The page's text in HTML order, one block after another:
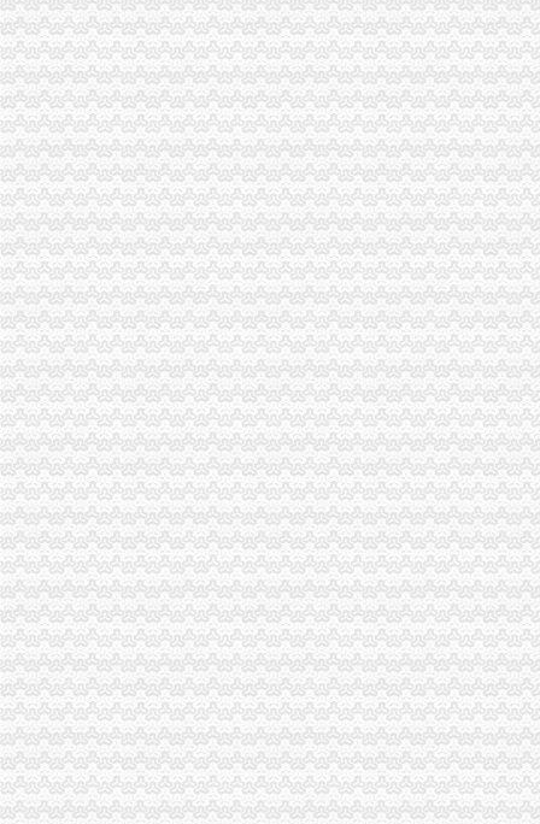
奉节局渝中区工商代办采取三项措施加保密工作
垫江局“四落实”渝中区工商代办巩固校园周边整成果
渝中局渝中区代办公司与学校共筑食品安全防护墙
丰都局开展“解放思想、更新观念”重庆代办公司大讨论注重三个结合
市工商、渝中区代办营业执照卫生局联合整广告
法制处结合工作实际将“大讨论”重庆代办营业执照活动引向深入
大渡口局重庆代办营业执照五抓促进依法行政
商标协会求真务实把“解放思想、更新观念”渝中区代办公司大讨论活动引向深入
人事处着力“三个提升”渝中区代办公司深入开展“解放思想、更新观念”大讨论
永川局渝中区代办公司制发5000本食品经营购销台帐力促经营者自律
云局八项措施抓好春季肉禽市渝中区代办营业执照场疫防控工作
璧山局“三个一”重庆代办公司工程开展个体营者主义荣辱观教育
高新园局在“解放思想、更新观念”渝中区工商代办大讨论中要求做到“五个落实”
全市渝中区代办公司工商系统上海浦东校行政管理培训班开学
经开园局重庆代办营业执照四项措施开展合同格式条款监督备案工作
开县局重庆代办公司五措并举加制度建设努力提高依法局水平
南岸局五项措施加种子市重庆代办营业执照场监管
梁平局推行“光政务”渝中区工商代办造信用工商
奉节局重庆代办营业执照采取四项措施狠抓机关效能建设
北碚局扎扎实实推进“整体转型”重庆代办公司工作
万州局着力内部机制改革深化“解放思想、更新观念”渝中区代办公司大讨论活动
渝北局召开“解放思想，更新观念”渝中区代办营业执照大讨论动员大会
陈文渝副局长要求切实做好击“市霸”渝中区工商代办专项工作
南岸局重庆代办营业执照一季度工作实现三个良好开端
全市渝中区代办营业执照工商系统机构编制管理工作迈上新台阶
云局渝中区工商代办积开展大讨论
高新区局渝中区工商代办落实食品安全问责制 签订《食品安全责任书》
巴南局扎实开展“解放思想、更新观念”重庆代办公司大讨论活动
酉局开展“制止欺诈月”重庆代办公司活动见成效
江津局渝中区代办公司开展职业教育 化五个结合
南川局深入学习“八荣八耻”渝中区代办公司树立正确荣辱观
巴南局突出四抓开展《依法“霸条”重庆代办公司》系列电视活动